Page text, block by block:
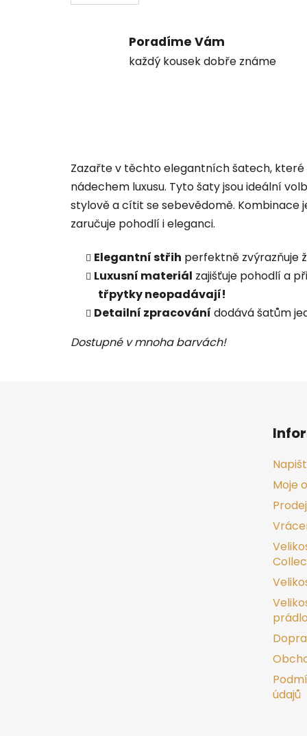
Poradíme Vám
každý kousek dobře známe
Zazařte v těchto elegantních šatech,
nádechem luxusu. Tyto šaty jsou ideální
stylově a cítit se sebevědomě.
zaručuje pohodlí i eleganci.
Elegantní střih perfektně zvýrazňuje
Luxusní materiál zajišťuje pohodlí a
třpytky neopadávají!
Detailní zpracování dodává šatům
Dostupné v mnoha barvách!
Moje
prádlo
údajů